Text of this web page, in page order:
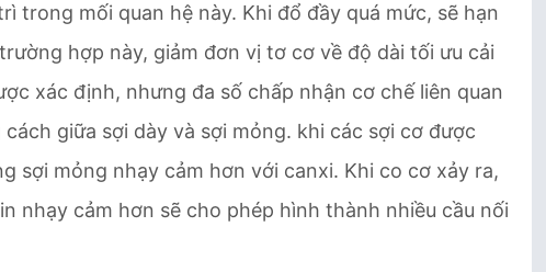
trong mối quan hệ này. Khi đổ đầy quá mức, sẽ hạn
hợp này, giảm đơn vị tơ cơ về độ dài tối ưu cải
xác định, nhưng đa số chấp nhận cơ chế liên quan
giữa sợi dày và sợi mỏng. khi các sợi cơ được
sợi mỏng nhạy cảm hơn với canxi. Khi co cơ xảy ra,
nhạy cảm hơn sẽ cho phép hình thành nhiều cầu nối